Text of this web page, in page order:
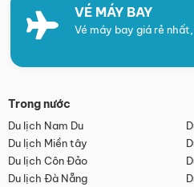
VÉ MÁY BAY
Vé máy bay giá rẻ
Trong nước
Du lịch Nam Du
Du lịch Miền tây
Du lịch Côn Đảo
Du lịch Đà Nẵng